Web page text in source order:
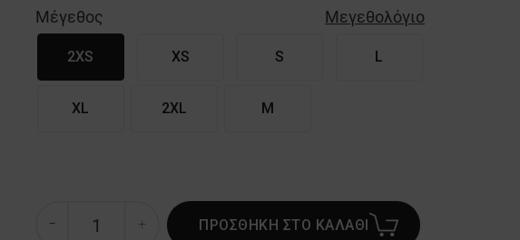
Μέγεθος Μεγεθολόγιο
2XS XS S L
XL 2XL M
ΠΡΟΣΘΗΚΗ ΣΤΟ ΚΑΛΑΘΙ